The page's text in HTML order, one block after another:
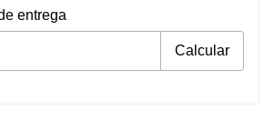
entrega
Calcular